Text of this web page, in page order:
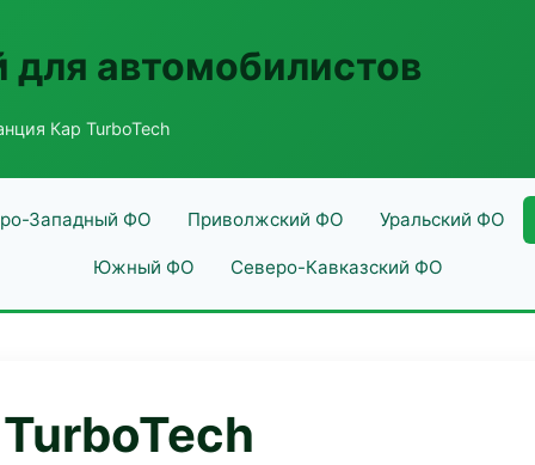
автомобилистов
Кар TurboTech
Западный ФО Приволжский ФО Уральский ФО
Южный ФО Северо-Кавказский ФО